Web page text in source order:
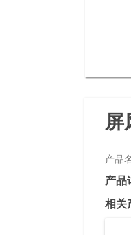
屏
产品
产品
相关